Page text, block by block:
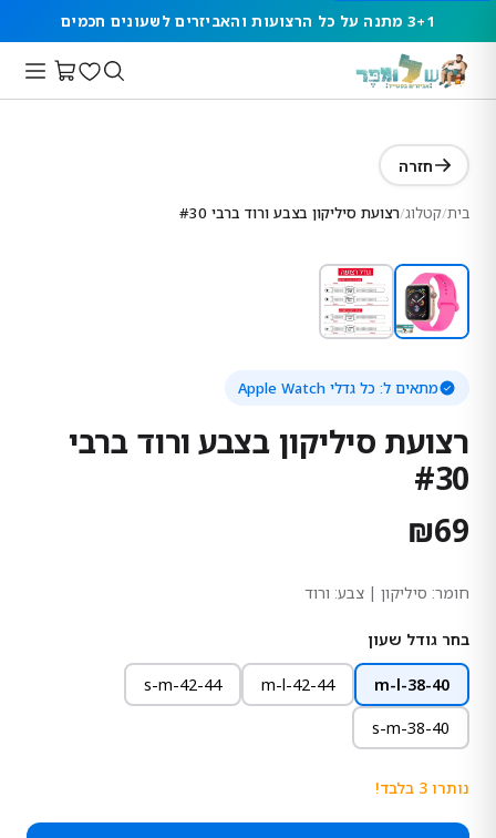
3+1 מתנה על כל הרצועות והאביזרים לשעונים חכמים
חזרה
בית/קטלוג/רצועת סיליקון בצבע ורוד ברבי #30
מתאים ל: כל גדלי Apple Watch
רצועת סיליקון בצבע ורוד ברבי
#30
₪69
חומר: סיליקון | צבע: ורוד
בחר גודל שעון
m-l-38-40
m-l-42-44
s-m-42-44
s-m-38-40
נותרו 3 בלבד!